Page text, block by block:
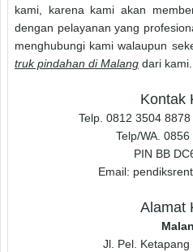
kami, karena kami akan
dengan pelayanan yang
menghubungi kami walaupun
truk pindahan di Malang dari kami.
Kontak
Telp. 0812 3504
Telp/WA.
PIN BB
Email:
Alamat
Jl. Pel. Ketapang